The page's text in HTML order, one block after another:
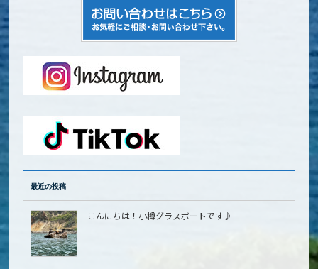
最近の投稿
こんにちは！小樽グラスボートです♪